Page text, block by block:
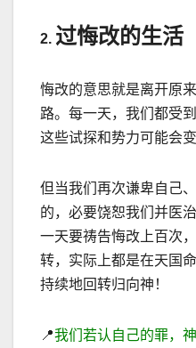
2. 过悔改的生活
悔改的意思就是离开原
路。每一天，我们都受
这些试探和势力可能会
但当我们再次谦卑自己
的，必要饶恕我们并医
一天要祷告悔改上百次
转，实际上都是在天国
持续地回转归向神！
📍我们若认自己的罪，